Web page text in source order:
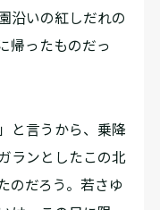
沿いの紅しだれの
帰ったものだっ
と言うから、乗降
ランとしたこの北
のだろう。若さゆ